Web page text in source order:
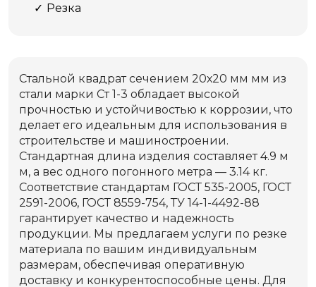
Резка
Стальной квадрат сечением 20х20 мм мм из
стали марки Ст 1-3 обладает высокой
прочностью и устойчивостью к коррозии, что
делает его идеальным для использования в
строительстве и машиностроении.
Стандартная длина изделия составляет 4.9 м
м, а вес одного погонного метра — 3.14 кг.
Соответствие стандартам ГОСТ 535-2005, ГОСТ
2591-2006, ГОСТ 8559-754, ТУ 14-1-4492-88
гарантирует качество и надежность
продукции. Мы предлагаем услуги по резке
материала по вашим индивидуальным
размерам, обеспечивая оперативную
доставку и конкурентоспособные цены. Для